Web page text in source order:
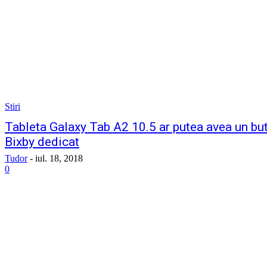
Stiri
Tableta Galaxy Tab A2 10.5 ar putea avea un
Bixby dedicat
Tudor - iul. 18, 2018
0